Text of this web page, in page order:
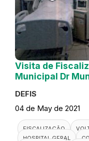
Visita de
Municipal Dr
DEFIS
04 de May de 2021
FISCALIZAÇÃO
HOSPITAL GERAL